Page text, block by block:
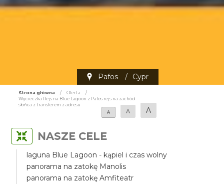
Pafos / Cypr
Strona główna / Oferta
/
Wycieczka Rejs na Blue Lagoon z Pafos rejs na zachód
słońca z transferem z adresu
A
A A
NASZE CELE
laguna Blue Lagoon - kąpiel i czas wolny
panorama na zatokę Manolis
panorama na zatokę Amfiteatr